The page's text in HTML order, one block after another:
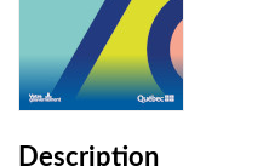
Description